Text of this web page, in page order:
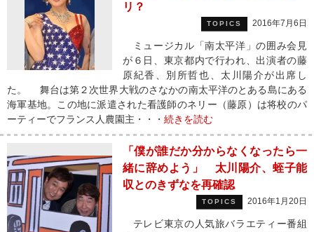
リ？
TOPICS 2016年7月6日
ミュージカル「南太平洋」の囲み会見
が６日、東京都内で行われ、出演者の藤
原紀香、別所哲也、太川陽介が出席し
た。 舞台は第２次世界大戦のさなかの南太平洋のとある島にある
海軍基地。この地に派遣された看護師のネリー（藤原）は将校のパ
ーティーでフランス人農園主・・・ 続きを読む
「僕が誰だか分からなくなったら一
緒に辞めよう」 太川陽介、蛭子能
収とのきずなを再確認
TOPICS 2016年1月20日
テレビ東京の人気旅バラエティー番組